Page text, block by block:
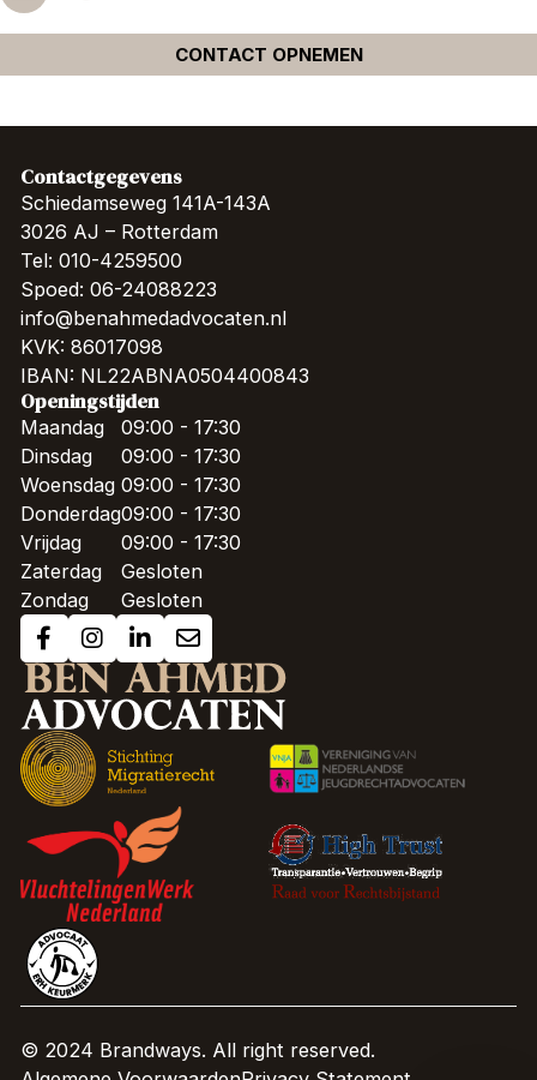
CONTACT OPNEMEN
Contactgegevens
Schiedamseweg 141A-143A
3026 AJ – Rotterdam
Tel: 010-4259500
Spoed: 06-24088223
info@benahmedadvocaten.nl
KVK: 86017098
IBAN: NL22ABNA0504400843
Openingstijden
Maandag
Dinsdag
Woensdag
Donderdag
Vrijdag
Zaterdag
Zondag
09:00 - 17:30
09:00 - 17:30
09:00 - 17:30
09:00 - 17:30
09:00 - 17:30
Gesloten
Gesloten
© 2024 Brandways. All right reserved.